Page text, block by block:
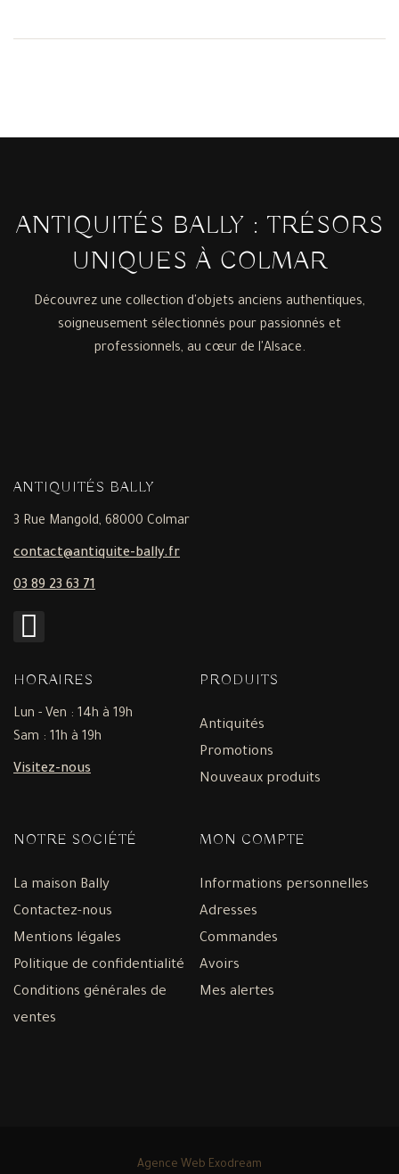
ANTIQUITÉS BALLY : TRÉSORS
UNIQUES À COLMAR
Découvrez une collection d'objets anciens authentiques,
soigneusement sélectionnés pour passionnés et
professionnels, au cœur de l'Alsace.
ANTIQUITÉS BALLY
3 Rue Mangold, 68000 Colmar
contact@antiquite-bally.fr
03 89 23 63 71
HORAIRES
Lun - Ven : 14h à 19h
Sam : 11h à 19h
Visitez-nous
PRODUITS
Antiquités
Promotions
Nouveaux produits
NOTRE SOCIÉTÉ
La maison Bally
Contactez-nous
Mentions légales
Politique de confidentialité
Conditions générales de
ventes
MON COMPTE
Informations personnelles
Adresses
Commandes
Avoirs
Mes alertes
Agence Web Exodream